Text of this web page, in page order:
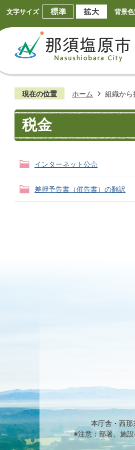
文字サイズ 背景
現在の位置 ホーム 組織から
税金
インターネット公売
差押予告書（催告書）の翻訳
本庁舎・西
※注意：部署、施設